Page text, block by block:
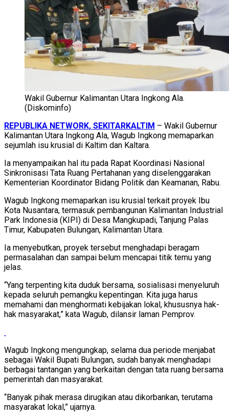
Wakil Gubernur Kalimantan Utara Ingkong Ala.
(Diskominfo)
REPUBLIKA NETWORK, SEKITARKALTIM – Wakil Gubernur
Kalimantan Utara Ingkong Ala, Wagub Ingkong memaparkan
sejumlah isu krusial di Kaltim dan Kaltara.
Ia menyampaikan hal itu pada Rapat Koordinasi Nasional
Sinkronisasi Tata Ruang Pertahanan yang diselenggarakan
Kementerian Koordinator Bidang Politik dan Keamanan, Rabu.
Wagub Ingkong memaparkan isu krusial terkait proyek Ibu
Kota Nusantara, termasuk pembangunan Kalimantan Industrial
Park Indonesia (KIPI) di Desa Mangkupadi, Tanjung Palas
Timur, Kabupaten Bulungan, Kalimantan Utara.
Ia menyebutkan, proyek tersebut menghadapi beragam
permasalahan dan sampai belum mencapai titik temu yang
jelas.
“Yang terpenting kita duduk bersama, sosialisasi menyeluruh
kepada seluruh pemangku kepentingan. Kita juga harus
memahami dan menghormati kebijakan lokal, khususnya hak-
hak masyarakat,” kata Wagub, dilansir laman Pemprov.
Wagub Ingkong mengungkap, selama dua periode menjabat
sebagai Wakil Bupati Bulungan, sudah banyak menghadapi
berbagai tantangan yang berkaitan dengan tata ruang bersama
pemerintah dan masyarakat.
“Banyak pihak merasa dirugikan atau dikorbankan, terutama
masyarakat lokal,” ujarnya.